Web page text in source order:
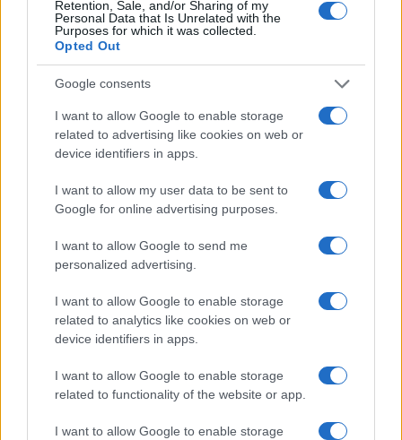
Retention, Sale, and/or Sharing of my
Personal Data that Is Unrelated with the
Purposes for which it was collected.
Opted Out
Google consents
I want to allow Google to enable storage
related to advertising like cookies on web or
device identifiers in apps.
I want to allow my user data to be sent to
Google for online advertising purposes.
I want to allow Google to send me
personalized advertising.
I want to allow Google to enable storage
related to analytics like cookies on web or
device identifiers in apps.
I want to allow Google to enable storage
related to functionality of the website or app.
I want to allow Google to enable storage
Hrisztodulidesz ciprusi, Gabi Askenázi izraeli
külügyminiszter ésaz emírséget képviselő
Anvar Gargas külügyi államminiszter úgy
nyilatkozott, hogy a most elhatározott
szorosabb együttműködés célja a stabilitás
és a fejlődés fokozása szélesebb regionális
összefüggésben is.
„Meg akarjuk változtatni a Közel-Keletet” –
hangsúlyozta Askenázi a ciprusi RIK
közszolgálati televíziónak nyilatkozva.
Hozzátette, hogy néhány hónappal korábban
egy, a mostanihoz fogható találkozó még
elképzelhetetlen lett volna.
Izrael ugyanis csak tavaly vette fel a
diplomáciai kapcsolatokat az Egyesült Arab